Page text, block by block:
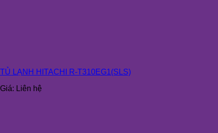
TỦ LẠNH HITACHI R-T310EG1(SLS)
Giá: Liên hệ